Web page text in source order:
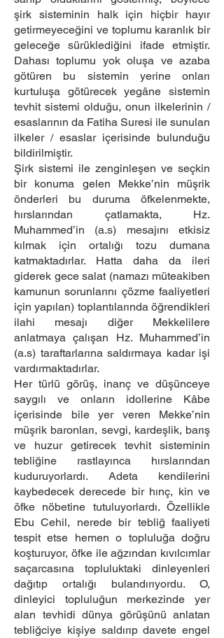
şirk sisteminin halk için hiçbir hayır
getirmeyeceğini ve toplumu karanlık bir
geleceğe sürüklediğini ifade etmiştir.
Dahası toplumu yok oluşa ve azaba
götüren bu sistemin yerine onları
kurtuluşa götürecek yegâne sistemin
tevhit sistemi olduğu, onun ilkelerinin /
esaslarının da Fatiha Suresi ile sunulan
ilkeler / esaslar içerisinde bulunduğu
bildirilmiştir.
Şirk sistemi ile zenginleşen ve seçkin
bir konuma gelen Mekke’nin müşrik
önderleri bu duruma öfkelenmekte,
hırslarından çatlamakta, Hz.
Muhammed’in (a.s) mesajını etkisiz
kılmak için ortalığı tozu dumana
katmaktadırlar. Hatta daha da ileri
giderek gece salat (namazı müteakiben
kamunun sorunlarını çözme faaliyetleri
için yapılan) toplantılarında öğrendikleri
ilahi mesajı diğer Mekkelilere
anlatmaya çalışan Hz. Muhammed’in
(a.s) taraftarlarına saldırmaya kadar işi
vardırmaktadırlar.
Her türlü görüş, inanç ve düşünceye
saygılı ve onların idollerine Kâbe
içerisinde bile yer veren Mekke’nin
müşrik baronları, sevgi, kardeşlik, barış
ve huzur getirecek tevhit sisteminin
tebliğine rastlayınca hırslarından
kuduruyorlardı. Adeta kendilerini
kaybedecek derecede bir hınç, kin ve
öfke nöbetine tutuluyorlardı. Özellikle
Ebu Cehil, nerede bir tebliğ faaliyeti
tespit etse hemen o topluluğa doğru
koşturuyor, öfke ile ağzından kıvılcımlar
saçarcasına topluluktaki dinleyenleri
dağıtıp ortalığı bulandırıyordu. O,
dinleyici topluluğun merkezinde yer
alan tevhidi dünya görüşünü anlatan
tebliğciye kişiye saldırıp davete engel